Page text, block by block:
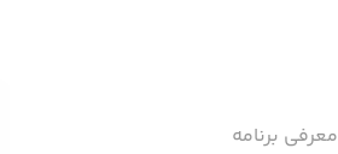
معرفی برنامه